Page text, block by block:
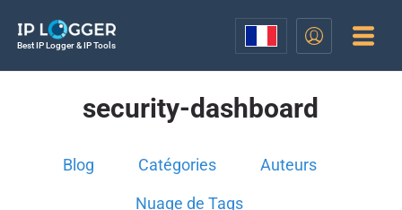
Best IP Logger & IP Tools
security-dashboard
Blog Catégories Auteurs
Nuage de Tags